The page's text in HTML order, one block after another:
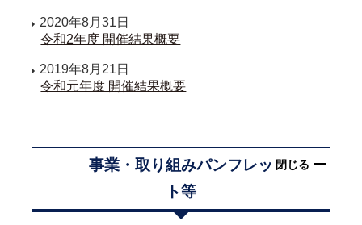
2020年8月31日
令和2年度 開催結果概要
2019年8月21日
令和元年度 開催結果概要
事業・取り組みパンフレッ
ト等
閉じる